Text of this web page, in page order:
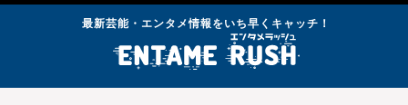
最新芸能・エンタメ情報をいち早くキャッチ！